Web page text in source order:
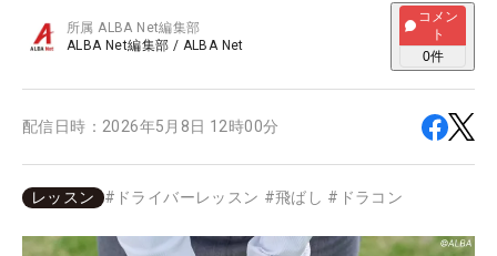
所属ALBA Net編集部
ALBA Net編集部 / ALBA Net
コメン
ト
0件
配信日時： 2026年5月8日 12時00分
レッスン # ドライバーレッスン #飛ばし # ドラコン